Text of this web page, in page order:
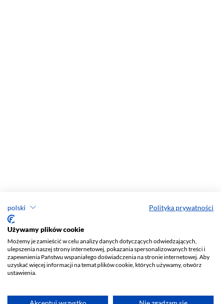
polski Polityka prywatności
Używamy plików cookie
Możemy je zamieścić w celu analizy danych dotyczących odwiedzających,
ulepszenia naszej strony internetowej, pokazania spersonalizowanych treści i
zapewnienia Państwu wspaniałego doświadczenia na stronie internetowej. Aby
uzyskać więcej informacji na temat plików cookie, których używamy, otwórz
ustawienia.